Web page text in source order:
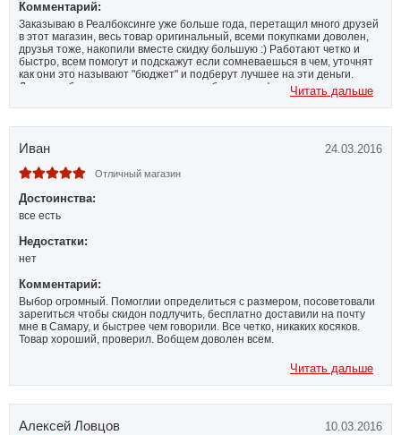
Комментарий:
Заказываю в Реалбоксинге уже больше года, перетащил много друзей
в этот магазин, весь товар оригинальный, всеми покупками доволен,
друзья тоже, накопили вместе скидку большую :) Работают четко и
быстро, всем помогут и подскажут если сомневаешься в чем, уточнят
как они это называют "бюджет" и подберут лучшее на эти деньги.
Доставка быстрая и можно самому забирать в офисе с шоурумом
небольшим, у них там хорошо, мы ездили с пацанами. Ни одного
нарекания не было. Рекомендую!
Читать дальше
Иван 24.03.2016
Отличный магазин
Достоинства:
все есть
Недостатки:
нет
Комментарий:
Выбор огромный. Помоглии определиться с размером, посоветовали
зарегиться чтобы скидон подлучить, бесплатно доставили на почту
мне в Самару, и быстрее чем говорили. Все четко, никаких косяков.
Товар хороший, проверил. Вобщем доволен всем.
Читать дальше
Алексей Ловцов 10.03.2016